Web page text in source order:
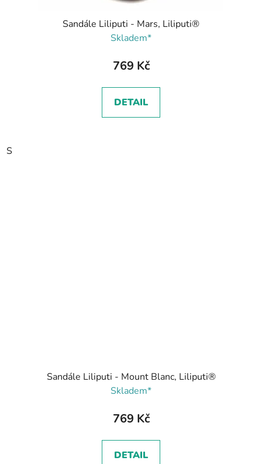
Sandále Liliputi - Mars, Liliputi®
Skladem*
769 Kč
DETAIL
S
Sandále Liliputi - Mount Blanc, Liliputi®
Skladem*
769 Kč
DETAIL